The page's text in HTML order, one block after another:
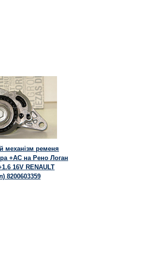
механізм ременя
+AC на Рено Логан
16V RENAULT
8200603359